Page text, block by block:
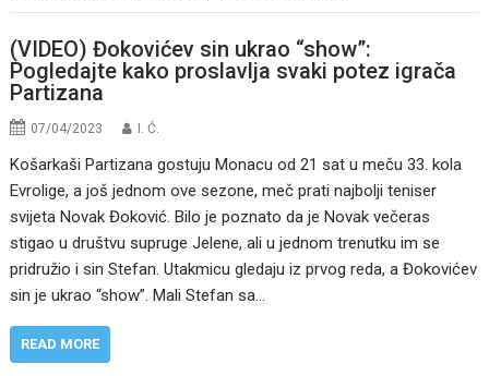
(VIDEO) Đokovićev sin ukrao “show”:
Pogledajte kako proslavlja svaki potez igrača
Partizana
07/04/2023 I. Ć.
Košarkaši Partizana gostuju Monacu od 21 sat u meču 33. kola
Evrolige, a još jednom ove sezone, meč prati najbolji teniser
svijeta Novak Đoković. Bilo je poznato da je Novak večeras
stigao u društvu supruge Jelene, ali u jednom trenutku im se
pridružio i sin Stefan. Utakmicu gledaju iz prvog reda, a Đokovićev
sin je ukrao “show”. Mali Stefan sa…
READ MORE